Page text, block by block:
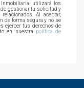
Inmobiliaria, utilizará los
de gestionar tu solicitud y
Al aceptar,
de forma segura y no se
ejercer tus derechos de
en nuestra
política de